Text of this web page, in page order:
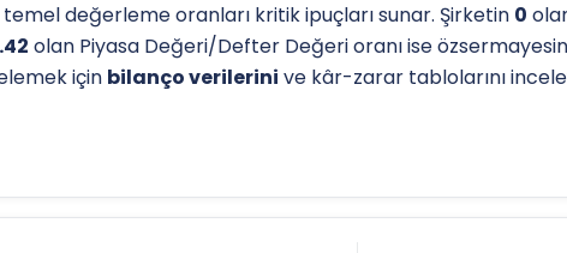
değerleme oranları kritik ipuçları sunar. Şirketin 0
olan Piyasa Değeri/Defter Değeri oranı ise
için bilanço verilerini ve kâr-zarar tablolarını
göstergeleri önemli
ulaşabilirsiniz.